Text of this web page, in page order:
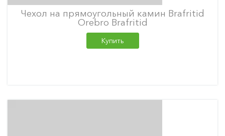
Чехол на прямоугольный камин Brafritid
Orebro Brafritid
Купить